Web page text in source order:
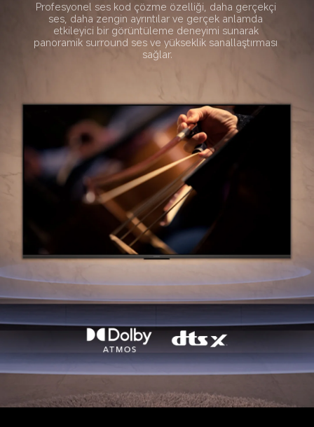
Profesyonel ses kod çözme özelliği, daha gerçekçi
ses, daha zengin ayrıntılar ve gerçek anlamda
etkileyici bir görüntüleme deneyimi sunarak
panoramik surround ses ve yükseklik sanallaştırması
sağlar.